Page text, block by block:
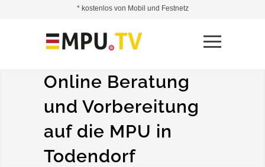
Online Beratung
und Vorbereitung
auf die MPU in
Todendorf
* kostenlos von Mobil und Festnetz